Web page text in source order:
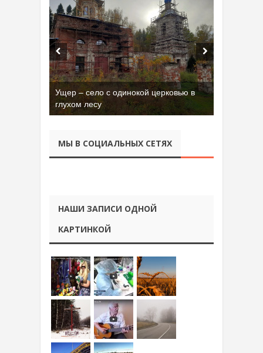
Ущер – село с одинокой церковью в
глухом лесу
МЫ В СОЦИАЛЬНЫХ СЕТЯХ
НАШИ ЗАПИСИ ОДНОЙ
КАРТИНКОЙ